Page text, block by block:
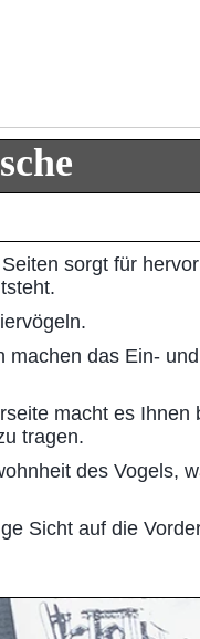
sorgt für
das Ein-
macht es Ihnen
tragen.
des Vogels,
Sicht auf die